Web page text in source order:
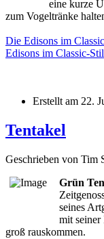
eine kurze
zum Vogeltränke
Die Edisons im
Edisons im Classic-Stil
Erstellt am 22.
Tentakel
Geschrieben von Tim
Grün
seines
mit seiner
groß rauskommen.